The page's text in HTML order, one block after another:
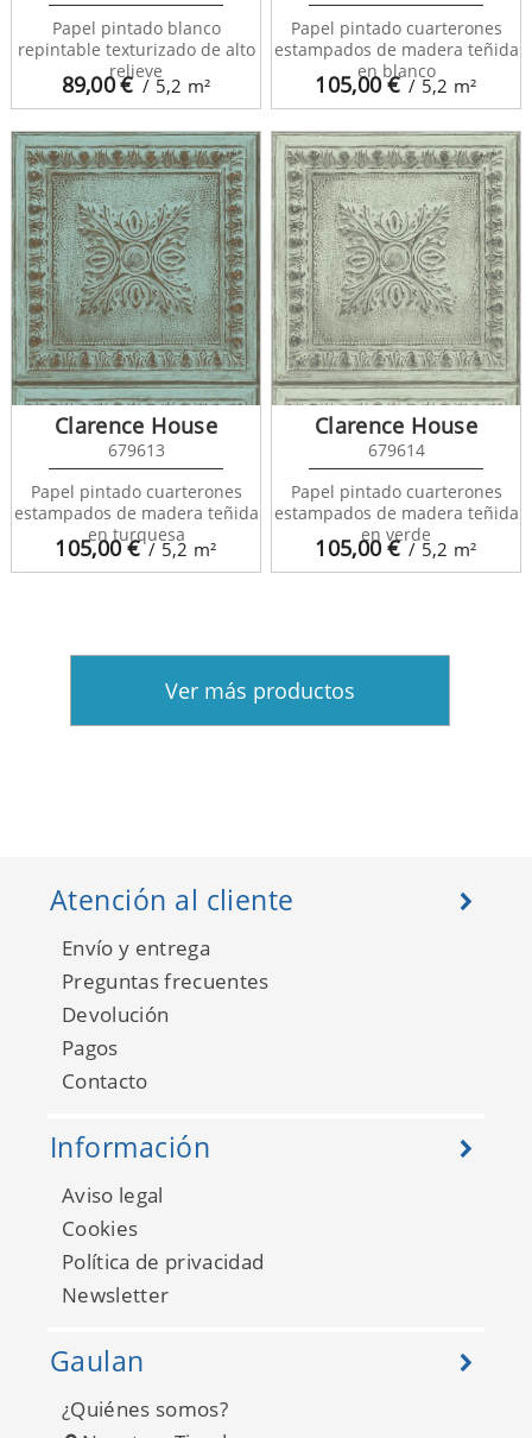
89,00€ / 5,2 m²
Papel pintado blanco
repintable texturizado de alto
relieve
105,00€ / 5,2 m²
Papel pintado cuarterones
estampados de madera teñida
en blanco
105,00€ / 5,2 m²
Clarence House
679613
Papel pintado cuarterones
estampados de madera teñida
en turquesa
105,00€ / 5,2 m²
Clarence House
679614
Papel pintado cuarterones
estampados de madera teñida
en verde
Ver más productos
Atención al cliente
Envío y entrega
Preguntas frecuentes
Devolución
Pagos
Contacto
Información
Aviso legal
Cookies
Política de privacidad
Newsletter
Gaulan
¿Quiénes somos?